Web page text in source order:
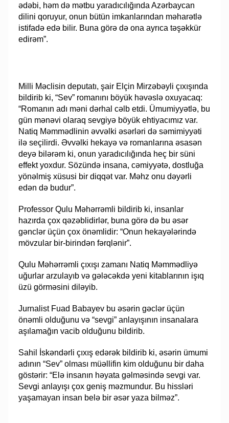
ədəbi, həm də mətbu yaradıcılığında Azərbaycan
dilini qoruyur, onun bütün imkanlarından məharətlə
istifadə edə bilir. Buna görə də ona ayrıca təşəkkür
edirəm”.
Milli Məclisin deputatı, şair Elçin Mirzəbəyli çıxışında
bildirib ki, “Sev” romanını böyük həvəslə oxuyacaq:
“Romanın adı məni dərhal cəlb etdi. Ümumiyyətlə, bu
gün mənəvi olaraq sevgiyə böyük ehtiyacımız var.
Natiq Məmmədlinin əvvəlki əsərləri də səmimiyyəti
ilə seçilirdi. Əvvəlki hekayə və romanlarına əsasən
deyə bilərəm ki, onun yaradıcılığında heç bir süni
effekt yoxdur. Sözündə insana, cəmiyyətə, dostluğa
yönəlmiş xüsusi bir diqqət var. Məhz onu dəyərli
edən də budur”.
Professor Qulu Məhərrəmli bildirib ki, insanlar
hazırda çox qəzəblidirlər, buna görə də bu əsər
gənclər üçün çox önəmlidir: “Onun hekayələrində
mövzular bir-birindən fərqlənir”.
Qulu Məhərrəmli çıxışı zamanı Natiq Məmmədliyə
uğurlar arzulayıb və gələcəkdə yeni kitablarının işıq
üzü görməsini diləyib.
Jurnalist Fuad Babayev bu əsərin gəclər üçün
önəmli olduğunu və “sevgi” anlayışının insanalara
aşılamağın vacib olduğunu bildirib.
Sahil İskəndərli çıxış edərək bildirib ki, əsərin ümumi
adının “Sev” olması müəllifin kim olduğunu bir daha
göstərir: “Elə insanın həyata gəlməsində sevgi var.
Sevgi anlayışı çox geniş məzmundur. Bu hissləri
yaşamayan insan belə bir əsər yaza bilməz”.